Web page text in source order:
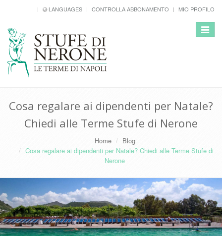
LANGUAGES CONTROLLA ABBONAMENTO MIO PROFILO
Toggle
Cosa regalare ai dipendenti per Natale?
Chiedi alle Terme Stufe di Nerone
Home
Blog
Cosa regalare ai dipendenti per Natale? Chiedi alle Terme Stufe di
Nerone